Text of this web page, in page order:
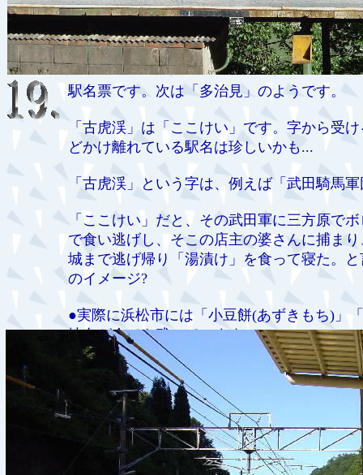
駅名票です。次は「多治見」のようです。
「古虎渓」は「ここけい」です。字から受
どかけ離れている駅名は珍しいかも...
「古虎渓」という字は、例えば「武田騎馬
「ここけい」だと、その武田軍に三方原で
で食い逃げし、そこの店主の婆さんに捕ま
城まで逃げ帰り「湯漬け」を食って寝た。
のイメージ?
●実際に浜松市には「小豆餅(あずきもち)」
地名が今でも残っています。